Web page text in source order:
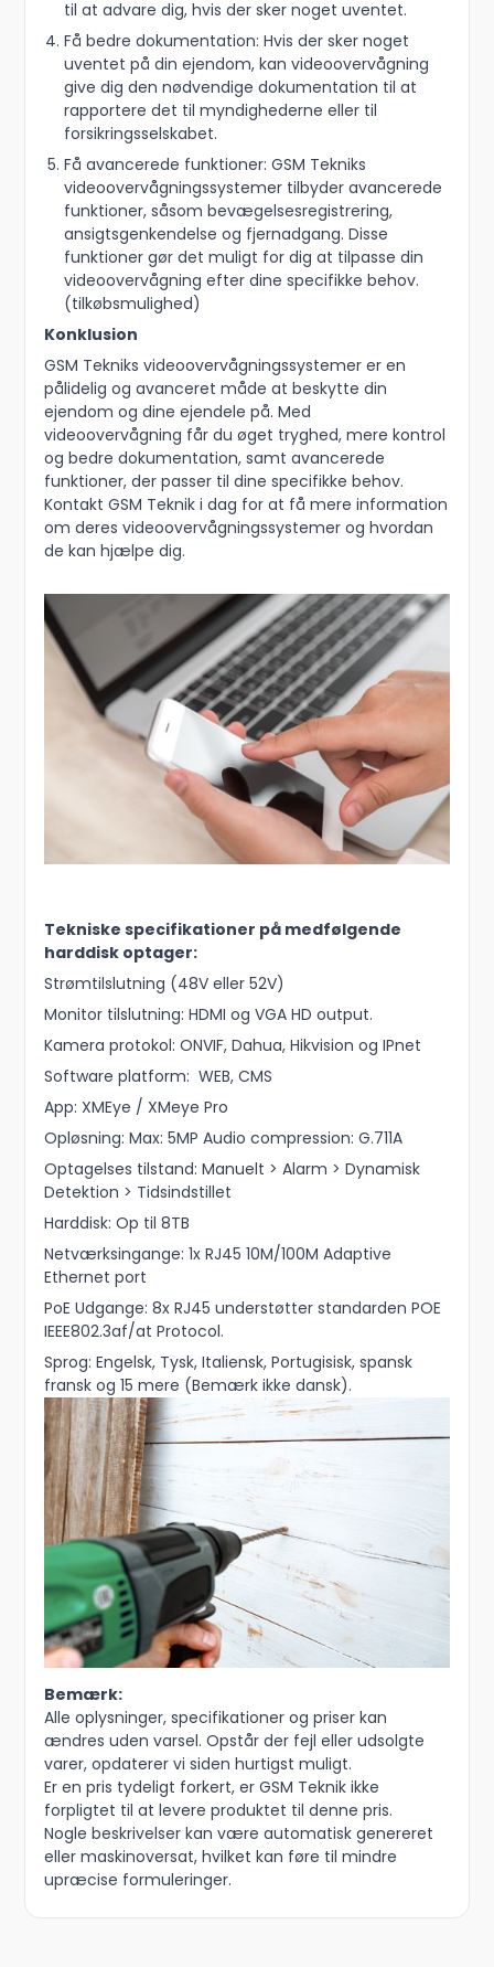
til at advare dig, hvis der sker noget uventet.
Få bedre dokumentation: Hvis der sker noget
uventet på din ejendom, kan videoovervågning
give dig den nødvendige dokumentation til at
rapportere det til myndighederne eller til
forsikringsselskabet.
Få avancerede funktioner: GSM Tekniks
videoovervågningssystemer tilbyder avancerede
funktioner, såsom bevægelsesregistrering,
ansigtsgenkendelse og fjernadgang. Disse
funktioner gør det muligt for dig at tilpasse din
videoovervågning efter dine specifikke behov.
(tilkøbsmulighed)
Konklusion
GSM Tekniks videoovervågningssystemer er en
pålidelig og avanceret måde at beskytte din
ejendom og dine ejendele på. Med
videoovervågning får du øget tryghed, mere kontrol
og bedre dokumentation, samt avancerede
funktioner, der passer til dine specifikke behov.
Kontakt GSM Teknik i dag for at få mere information
om deres videoovervågningssystemer og hvordan
de kan hjælpe dig.
Tekniske specifikationer på medfølgende
harddisk optager:
Strømtilslutning (48V eller 52V)
Monitor tilslutning: HDMI og VGA HD output.
Kamera protokol: ONVIF, Dahua, Hikvision og IPnet
Software platform: WEB, CMS
App: XMEye / XMeye Pro
Opløsning: Max: 5MP Audio compression: G.711A
Optagelses tilstand: Manuelt > Alarm > Dynamisk
Detektion > Tidsindstillet
Harddisk: Op til 8TB
Netværksingange: 1x RJ45 10M/100M Adaptive
Ethernet port
PoE Udgange: 8x RJ45 understøtter standarden POE
IEEE802.3af/at Protocol.
Sprog: Engelsk, Tysk, Italiensk, Portugisisk, spansk
fransk og 15 mere (Bemærk ikke dansk).
Bemærk:
Alle oplysninger, specifikationer og priser kan
ændres uden varsel. Opstår der fejl eller udsolgte
varer, opdaterer vi siden hurtigst muligt.
Er en pris tydeligt forkert, er GSM Teknik ikke
forpligtet til at levere produktet til denne pris.
Nogle beskrivelser kan være automatisk genereret
eller maskinoversat, hvilket kan føre til mindre
upræcise formuleringer.